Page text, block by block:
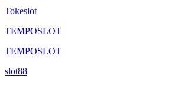
Tokeslot
TEMPOSLOT
TEMPOSLOT
slot88